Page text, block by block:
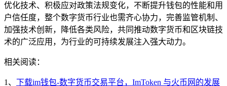
优化技术、积极应对政策法规变化，不断提升钱包的性能和用
户信任度，整个数字货币行业也需齐心协力，完善监管机制、
加强技术创新，降低各类风险，共同推动数字货币和区块链技
术的广泛应用，为行业的可持续发展注入强大动力。
相关阅读：
1、 下载im钱包-数字货币交易平台，ImToken 与火币网的发展